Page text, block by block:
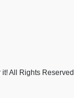
All Rights Reserved.